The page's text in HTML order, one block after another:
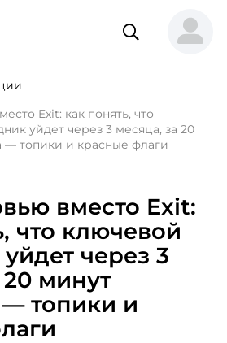
Exit: как понять, что
уйдет через 3 месяца, за 20
— топики и красные флаги
вместо Exit:
что ключевой
через 3
минут
— топики и